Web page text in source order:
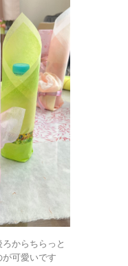
からちらっと
可愛いです